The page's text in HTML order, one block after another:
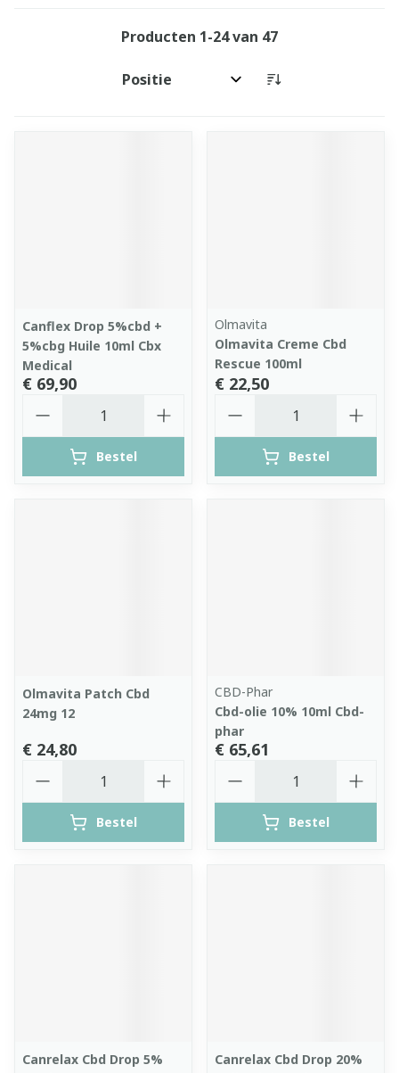
Producten 1-24van 47
Sorteer op:
Canflex Drop 5%cbd +
5%cbg Huile 10ml Cbx
Medical
€ 69,90
Bestel
Olmavita
Olmavita Creme Cbd
Rescue 100ml
€ 22,50
Bestel
Olmavita Patch Cbd
24mg 12
€ 24,80
Bestel
CBD-Phar
Cbd-olie 10% 10ml Cbd-
phar
€ 65,61
Bestel
Canrelax Cbd Drop 5%
Canrelax Cbd Drop 20%